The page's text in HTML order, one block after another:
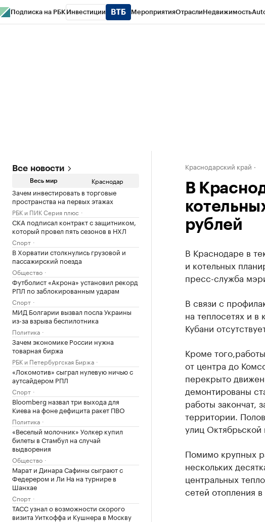
Подписка на РБК Инвестиции МероприятияОтраслиНедвижимость
Все новости
Весь мир Краснодар
Зачем инвестировать в торговые
пространства на первых этажах
РБК и ПИК Серия плюс
СКА подписал контракт с защитником,
который провел пять сезонов в НХЛ
Спорт
В Хорватии столкнулись грузовой и
пассажирский поезда
Общество
Футболист «Акрона» установил рекорд
РПЛ по заблокированным ударам
Спорт
МИД Болгарии вызвал посла Украины
из-за взрыва беспилотника
Политика
Зачем экономике России нужна
товарная биржа
РБК и Петербургская Биржа
«Локомотив» сыграл нулевую ничью с
аутсайдером РПЛ
Спорт
Bloomberg назвал три выхода для
Киева на фоне дефицита ракет ПВО
Политика
«Веселый молочник» Уолкер купил
билеты в Стамбул на случай
выдворения
Общество
Марат и Динара Сафины сыграют с
Федерером и Ли На на турнире в
Шанхае
Спорт
ТАСС узнал о возможности скорого
визита Уиткоффа и Кушнера в Москву
Краснодарский край
В
рублей
В Краснодаре в
и котельных
пресс-служба
В связи с
на теплосетях и
Кубани
Кроме
от центра до
перекрыто
демонтированы
работы закончат,
территории.
улиц Октябрьской
Помимо крупных
нескольких
центральных
сетей отопления